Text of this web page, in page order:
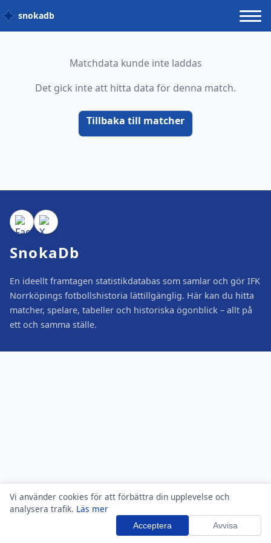
Vi använder cookies för att förbättra din upplevelse och
analysera trafik. Läs mer
Acceptera Avvisa
snokadb
Matchdata kunde inte laddas
Det gick inte att hitta data för denna match.
Tillbaka till matcher
SnokaDb
En ideellt framtagen statistikdatabas som samlar och gör IFK
Norrköpings fotbollshistoria lättillgänglig. Här kan du hitta
matcher, spelare, tabeller och historiska ögonblick – allt på
ett och samma ställe.